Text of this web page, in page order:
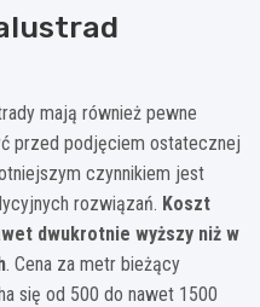
mają również pewne
przed podjęciem ostatecznej
czynnikiem jest
rozwiązań. Koszt
dwukrotnie wyższy niż w
. Cena za metr bieżący
się od 500 do nawet 1500